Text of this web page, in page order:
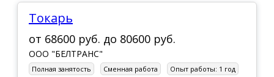
Токарь
от 68600 руб. до 80600 руб.
ООО "БЕЛТРАНС"
Полная занятость Сменная работа Опыт работы: 1 год